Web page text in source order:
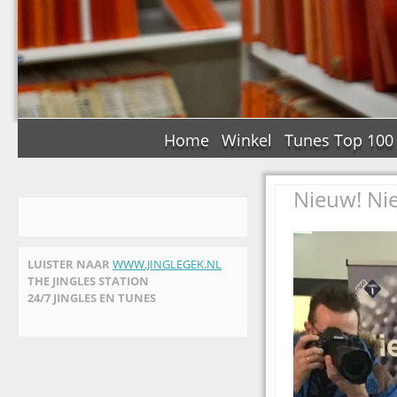
Home Winkel Tunes Top 100
LUISTER NAAR WWW.JINGLEGEK.NL
THE JINGLES STATION
24/7 JINGLES EN TUNES
Nieuw!